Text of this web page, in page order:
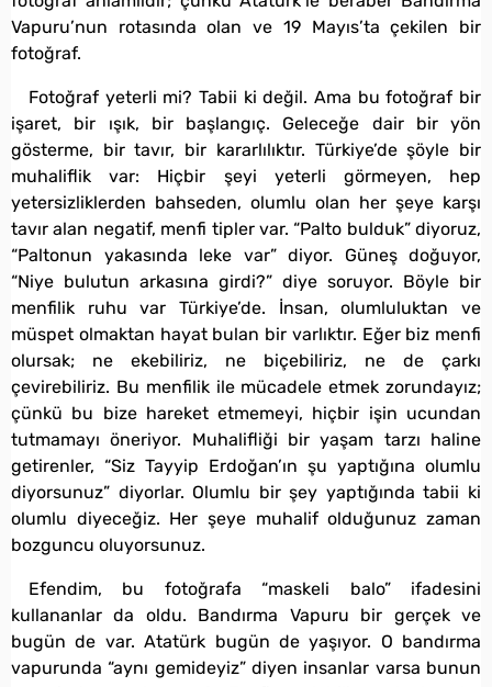
Vapuru’nun rotasında olan ve 19 Mayıs’ta çekilen bir
fotoğraf.
Fotoğraf yeterli mi? Tabii ki değil. Ama bu fotoğraf bir
işaret, bir ışık, bir başlangıç. Geleceğe dair bir yön
gösterme, bir tavır, bir kararlılıktır. Türkiye’de şöyle bir
muhaliflik var: Hiçbir şeyi yeterli görmeyen, hep
yetersizliklerden bahseden, olumlu olan her şeye karşı
tavır alan negatif, menfi tipler var. “Palto bulduk” diyoruz,
“Paltonun yakasında leke var” diyor. Güneş doğuyor,
“Niye bulutun arkasına girdi?” diye soruyor. Böyle bir
menfilik ruhu var Türkiye’de. İnsan, olumluluktan ve
müspet olmaktan hayat bulan bir varlıktır. Eğer biz menfi
olursak; ne ekebiliriz, ne biçebiliriz, ne de çarkı
çevirebiliriz. Bu menfilik ile mücadele etmek zorundayız;
çünkü bu bize hareket etmemeyi, hiçbir işin ucundan
tutmamayı öneriyor. Muhalifliği bir yaşam tarzı haline
getirenler, “Siz Tayyip Erdoğan’ın şu yaptığına olumlu
diyorsunuz” diyorlar. Olumlu bir şey yaptığında tabii ki
olumlu diyeceğiz. Her şeye muhalif olduğunuz zaman
bozguncu oluyorsunuz.
Efendim, bu fotoğrafa “maskeli balo” ifadesini
kullananlar da oldu. Bandırma Vapuru bir gerçek ve
bugün de var. Atatürk bugün de yaşıyor. O bandırma
vapurunda “aynı gemideyiz” diyen insanlar varsa bunun